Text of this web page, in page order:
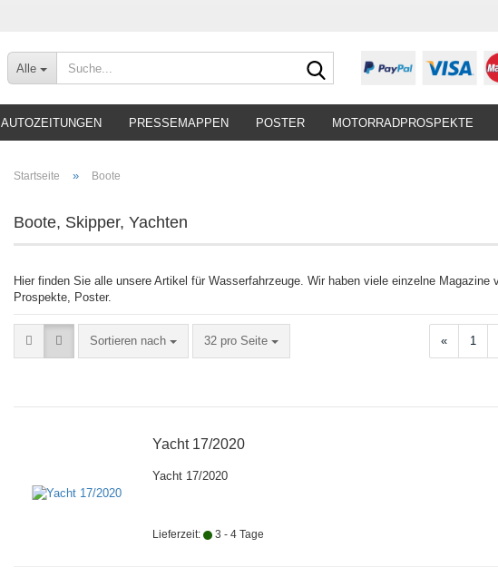
Alle
Suche...
AUTOZEITUNGEN PRESSEMAPPEN POSTER MOTORRADPROSPEKTE
Startseite » Boote
Boote, Skipper, Yachten
Hier finden Sie alle unsere Artikel für Wasserfahrzeuge. Wir haben viele einzelne Magazine
Prospekte, Poster.
Sortieren nach
Sortieren nach 32 pro Seite
pro Seite « 1
Yacht 17/2020
Yacht 17/2020
Lieferzeit: 3 - 4 Tage